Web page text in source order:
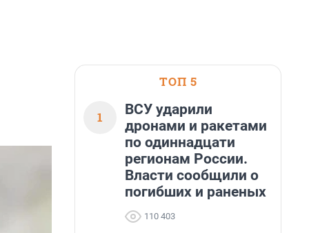
ТОП 5
1
ВСУ ударили
дронами и ракетами
по одиннадцати
регионам России.
Власти сообщили о
погибших и раненых
110 403